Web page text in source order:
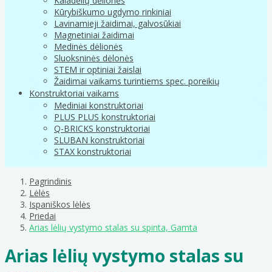
Kūrybiškumo ugdymo rinkiniai
Lavinamieji žaidimai, galvosūkiai
Magnetiniai žaidimai
Medinės dėlionės
Sluoksninės dėlonės
STEM ir optiniai žaislai
Žaidimai vaikams turintiems spec. poreikių
Konstruktoriai vaikams
Mediniai konstruktoriai
PLUS PLUS konstruktoriai
Q-BRICKS konstruktoriai
SLUBAN konstruktoriai
STAX konstruktoriai
Pagrindinis
Lėlės
Ispaniškos lėlės
Priedai
Arias lėlių vystymo stalas su spinta, Gamta
Arias lėlių vystymo stalas su